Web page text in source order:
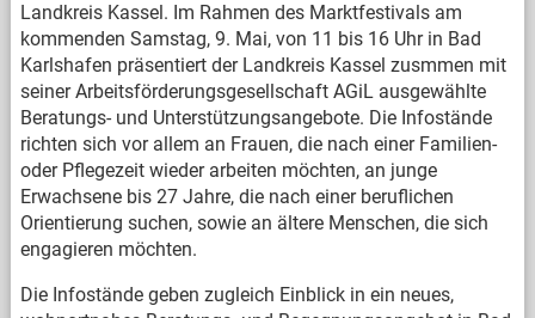
Landkreis Kassel. Im Rahmen des Marktfestivals am
kommenden Samstag, 9. Mai, von 11 bis 16 Uhr in Bad
Karlshafen präsentiert der Landkreis Kassel zusmmen mit
seiner Arbeitsförderungsgesellschaft AGiL ausgewählte
Beratungs- und Unterstützungsangebote. Die Infostände
richten sich vor allem an Frauen, die nach einer Familien-
oder Pflegezeit wieder arbeiten möchten, an junge
Erwachsene bis 27 Jahre, die nach einer beruflichen
Orientierung suchen, sowie an ältere Menschen, die sich
engagieren möchten.
Die Infostände geben zugleich Einblick in ein neues,